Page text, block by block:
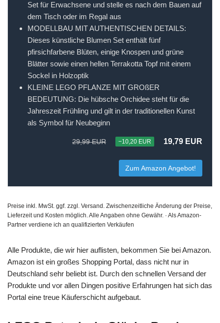
Set für Erwachsene und stelle es nach dem Bauen auf
dem Tisch oder im Regal aus
MODELLBAU MIT AUTHENTISCHEN DETAILS:
Dieses künstliche Blumen Set enthält fünf
pfirsichfarbene Blüten, einige Knospen und grüne
Blätter sowie einen hellen Terrakotta Topf mit einem
Sockel in Holzoptik
KLEINE LEGO PFLANZE MIT GROßER
BEDEUTUNG: Die hübsche Orchidee steht für die
Jahreszeit Frühling und gilt in der traditionellen Kunst
als Symbol für Neubeginn
29,99 EUR −10,20 EUR 19,79 EUR
Zum Amazon Angebot!
Preise inkl. MwSt. ggf. zzgl. Versand. Zwischenzeitliche Änderung der Preise,
Lieferzeit und Kosten möglich. Alle Angaben ohne Gewähr. · Als Amazon-
Partner verdiene ich an qualifizierten Verkäufen
Alle Produkte, die wir hier auflisten, bekommen Sie bei Amazon.
Amazon ist ein großes Shopping Portal, dass nicht nur in
Deutschland sehr beliebt ist. Durch den schnellen Versand der
Produkte und vor allen Dingen positive Erfahrungen hat sich das
Portal eine treue Käuferschicht aufgebaut.